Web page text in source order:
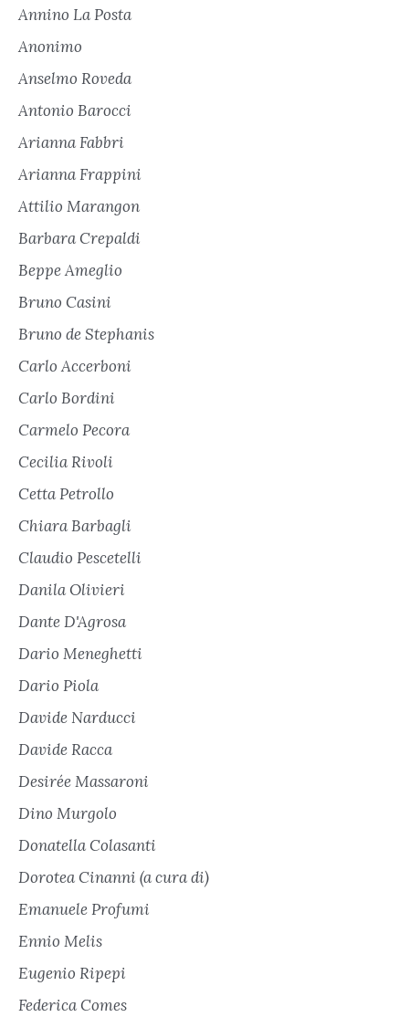
Annino La Posta
Anonimo
Anselmo Roveda
Antonio Barocci
Arianna Fabbri
Arianna Frappini
Attilio Marangon
Barbara Crepaldi
Beppe Ameglio
Bruno Casini
Bruno de Stephanis
Carlo Accerboni
Carlo Bordini
Carmelo Pecora
Cecilia Rivoli
Cetta Petrollo
Chiara Barbagli
Claudio Pescetelli
Danila Olivieri
Dante D'Agrosa
Dario Meneghetti
Dario Piola
Davide Narducci
Davide Racca
Desirée Massaroni
Dino Murgolo
Donatella Colasanti
Dorotea Cinanni (a cura di)
Emanuele Profumi
Ennio Melis
Eugenio Ripepi
Federica Comes